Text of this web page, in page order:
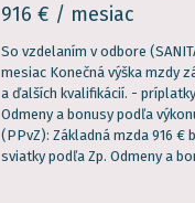
916 € / mesiac
So vzdelaním v odbore
mesiac Konečná výška mzdy
a ďalších kvalifikácií. -
Odmeny a bonusy podľa
(PPvZ): Základná mzda 916
sviatky podľa Zp. Odmeny a